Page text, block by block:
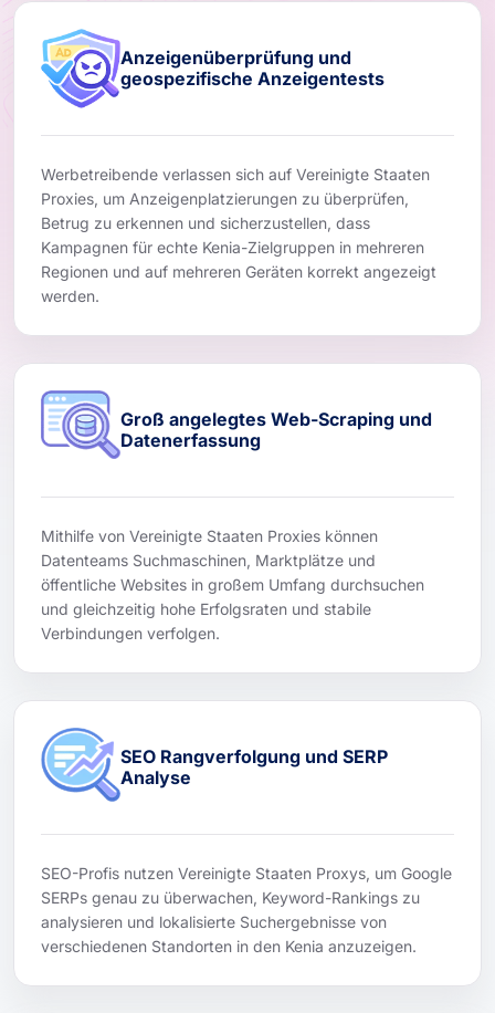
Anzeigenüberprüfung und
geospezifische Anzeigentests
Werbetreibende verlassen sich auf Vereinigte Staaten
Proxies, um Anzeigenplatzierungen zu überprüfen,
Betrug zu erkennen und sicherzustellen, dass
Kampagnen für echte Kenia-Zielgruppen in mehreren
Regionen und auf mehreren Geräten korrekt angezeigt
werden.
Groß angelegtes Web-Scraping und
Datenerfassung
Mithilfe von Vereinigte Staaten Proxies können
Datenteams Suchmaschinen, Marktplätze und
öffentliche Websites in großem Umfang durchsuchen
und gleichzeitig hohe Erfolgsraten und stabile
Verbindungen verfolgen.
SEO Rangverfolgung und SERP
Analyse
SEO-Profis nutzen Vereinigte Staaten Proxys, um Google
SERPs genau zu überwachen, Keyword-Rankings zu
analysieren und lokalisierte Suchergebnisse von
verschiedenen Standorten in den Kenia anzuzeigen.